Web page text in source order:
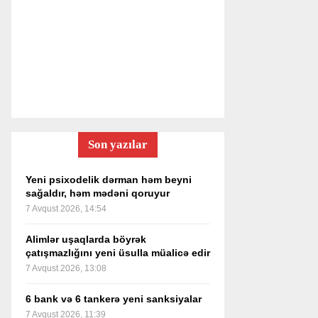
Son yazılar
Yeni psixodelik dərman həm beyni
sağaldır, həm mədəni qoruyur
7 Avqust 2026, 14:54
Alimlər uşaqlarda böyrək
çatışmazlığını yeni üsulla müalicə edir
7 Avqust 2026, 13:08
6 bank və 6 tankerə yeni sanksiyalar
7 Avqust 2026, 11:39